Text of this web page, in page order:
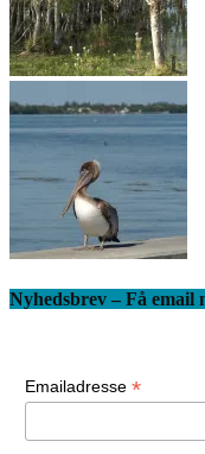
Nyhedsbrev – Få
Emailadresse *